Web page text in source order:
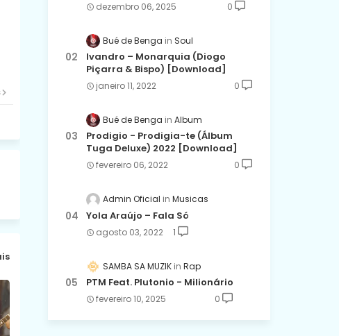
dezembro 06, 2025 0
Bué de Benga Soul
Ivandro – Monarquia (Diogo
Piçarra & Bispo) [Download]
janeiro 11, 2022 0
Bué de Benga Album
Prodigio - Prodigia-te (Álbum
Tuga Deluxe) 2022 [Download]
fevereiro 06, 2022 0
Admin Oficial Musicas
Yola Araújo – Fala Só
agosto 03, 2022 1
SAMBA SA MUZIK Rap
PTM Feat. Plutonio - Milionário
fevereiro 10, 2025 0